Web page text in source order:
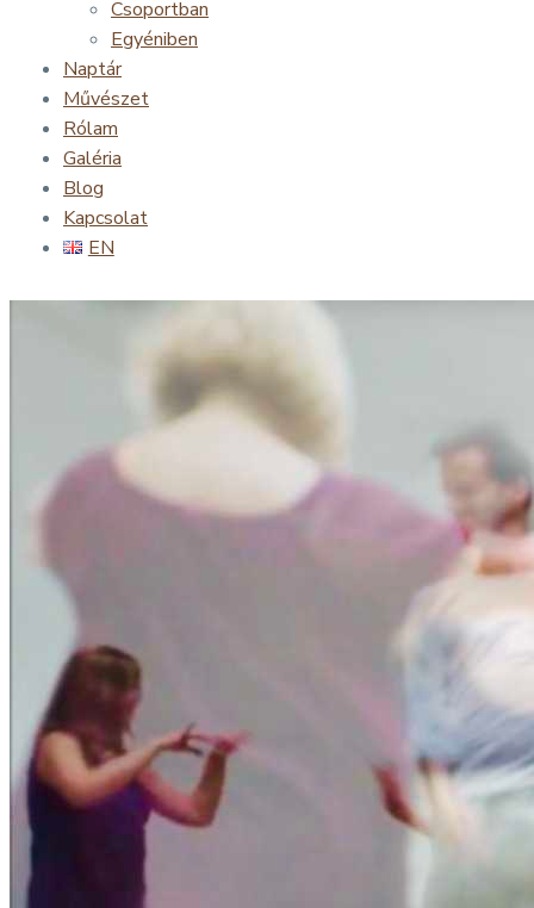
Csoportban
Egyéniben
Naptár
Művészet
Rólam
Galéria
Blog
Kapcsolat
EN